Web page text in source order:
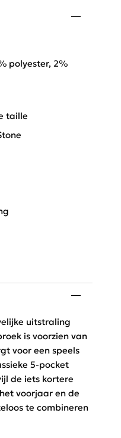
polyester, 2%
taille
uitstraling
is voorzien van
voor een speels
5-pocket
de iets kortere
voorjaar en de
te combineren